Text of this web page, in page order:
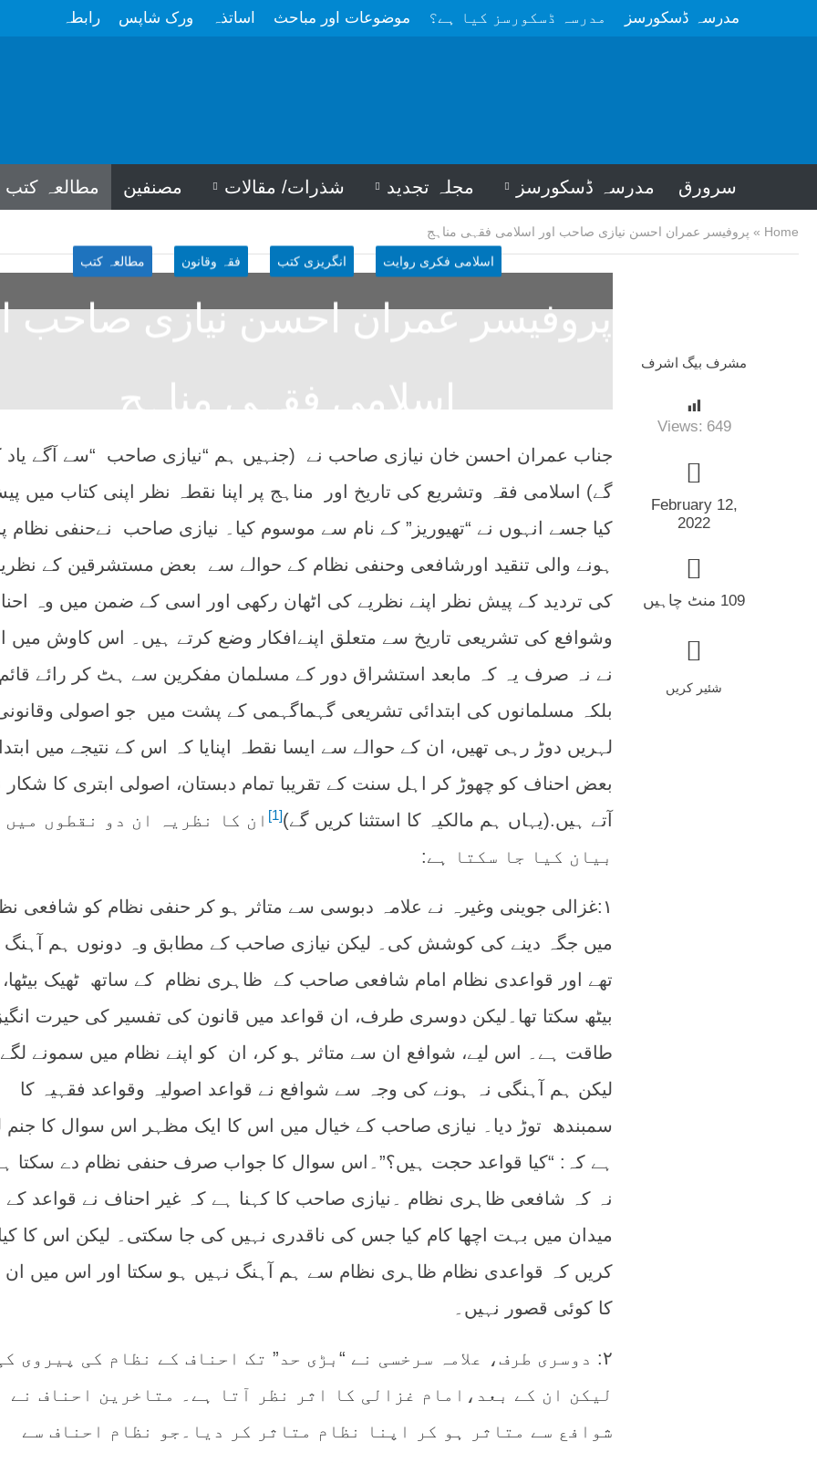
مدرسہ ڈسکورسز مدرسہ ڈسکورسز کیا ہے؟ موضوعات اور مباحث اساتذہ ورک شاپس رابطہ
سرورق مدرسہ ڈسکورسز مجلہ تجدید شذرات/ مقالات مصنفین مطالعہ کتب
Home
» پروفیسر عمران احسن نیازی صاحب اور اسلامی فقہی مناہج
مشرف بیگ اشرف
Views: 649
February 12,
2022
109 منٹ چاہیں
شئیر کریں
اسلامی فکری روایت انگریزی کتب فقہ وقانون مطالعہ کتب
پروفیسر عمران احسن نیازی صاحب
اسلامی فقہی مناہج
جناب عمران احسن خان نیازی صاحب نے (جنہیں ہم “نیازی صاحب “سے آگے یاد
گے) اسلامی فقہ وتشریع کی تاریخ اور مناہج پر اپنا نقطہ نظر اپنی کتاب میں
کیا جسے انہوں نے “تھیوریز” کے نام سے موسوم کیا۔ نیازی صاحب نےحنفی نظام
ہونے والی تنقید اورشافعی وحنفی نظام کے حوالے سے بعض مستشرقین کے
کی تردید کے پیش نظر اپنے نظریے کی اٹھان رکھی اور اسی کے ضمن میں وہ
وشوافع کی تشریعی تاریخ سے متعلق اپنےافکار وضع کرتے ہیں۔ اس کاوش میں
نے نہ صرف یہ کہ مابعد استشراق دور کے مسلمان مفکرین سے ہٹ کر رائے
بلکہ مسلمانوں کی ابتدائی تشریعی گہماگہمی کے پشت میں جو اصولی
لہریں دوڑ رہی تھیں، ان کے حوالے سے ایسا نقطہ اپنایا کہ اس کے نتیجے میں
بعض احناف کو چھوڑ کر اہل سنت کے تقریبا تمام دبستان، اصولی ابتری کا شکار
آتے ہیں.(یہاں ہم مالکیہ کا استثنا کریں گے)[1]
ان کا نظریہ ان دو نقطوں میں
بیان کیا جا سکتا ہے:
۱:غزالی جوینی وغیرہ نے علامہ دبوسی سے متاثر ہو کر حنفی نظام کو شافعی
میں جگہ دینے کی کوشش کی۔ لیکن نیازی صاحب کے مطابق وہ دونوں ہم آہنگ
تھے اور قواعدی نظام امام شافعی صاحب کے ظاہری نظام کے ساتھ ٹھیک بیٹھا،
بیٹھ سکتا تھا۔لیکن دوسری طرف، ان قواعد میں قانون کی تفسیر کی حیرت انگیز
طاقت ہے۔ اس لیے، شوافع ان سے متاثر ہو کر، ان کو اپنے نظام میں سمونے
لیکن ہم آہنگی نہ ہونے کی وجہ سے شوافع نے قواعد اصولیہ وقواعد فقہیہ کا
سمبندھ توڑ دیا۔ نیازی صاحب کے خیال میں اس کا ایک مظہر اس سوال کا جنم
ہے کہ: “کیا قواعد حجت ہیں؟”۔اس سوال کا جواب صرف حنفی نظام دے سکتا
نہ کہ شافعی ظاہری نظام ۔نیازی صاحب کا کہنا ہے کہ غیر احناف نے قواعد کے
میدان میں بہت اچھا کام کیا جس کی ناقدری نہیں کی جا سکتی۔ لیکن اس کا کیا
کریں کہ قواعدی نظام ظاہری نظام سے ہم آہنگ نہیں ہو سکتا اور اس میں ان
کا کوئی قصور نہیں۔
۲: دوسری طرف، علامہ سرخسی نے “بڑی حد” تک احناف کے نظام کی پیروی
لیکن ان کے بعد،امام غزالی کا اثر نظر آتا ہے۔ متاخرین احناف نے
شوافع سے متاثر ہو کر اپنا نظام متاثر کر دیا۔جو نظام احناف سے